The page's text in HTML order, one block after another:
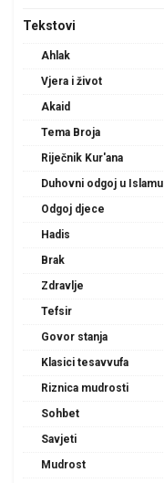
Tekstovi
Ahlak
Vjera i život
Akaid
Tema Broja
Riječnik Kur'ana
Duhovni odgoj u Islamu
Odgoj djece
Hadis
Brak
Zdravlje
Tefsir
Govor stanja
Klasici tesavvufa
Riznica mudrosti
Sohbet
Savjeti
Mudrost